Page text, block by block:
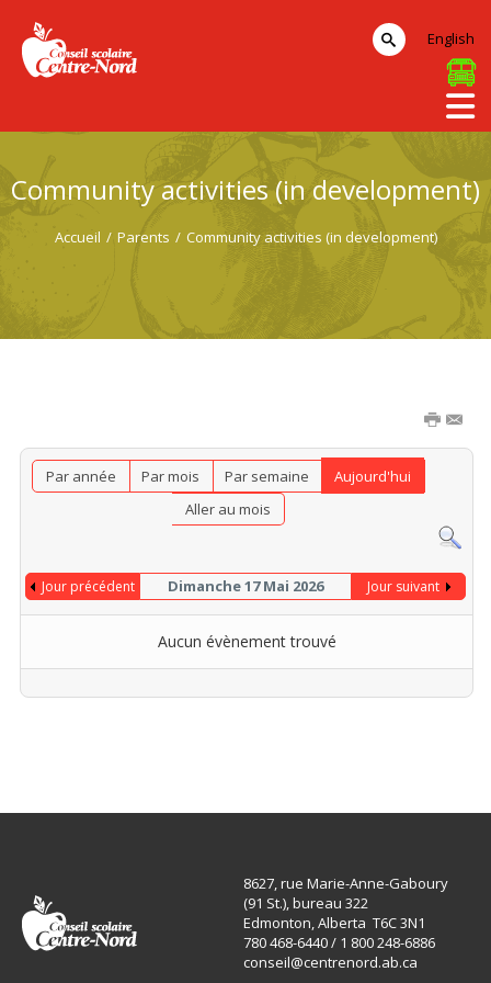
Community activities (in development)
Accueil / Parents / Community activities (in development)
Par année Par mois Par semaine
Aujourd'hui
Aller au mois
Jour précédent Dimanche 17 Mai 2026 Jour suivant
Aucun évènement trouvé
English
8627, rue Marie-Anne-Gaboury
(91 St.), bureau 322
Edmonton, Alberta T6C 3N1
780 468-6440 / 1 800 248-6886
conseil@centrenord.ab.ca